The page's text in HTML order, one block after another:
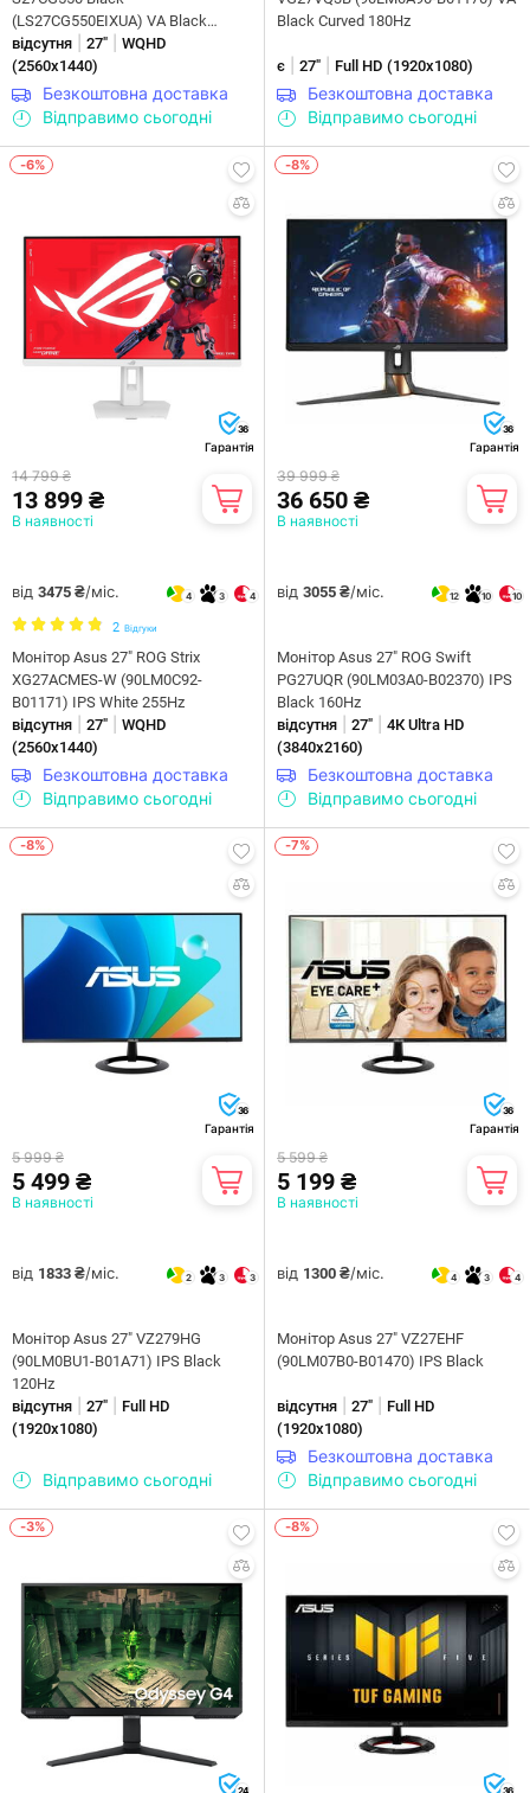
(LS27CG550EIXUA) VA Black
Curved 165Hz
відсутня 27"
WQHD
(2560х1440)
Безкоштовна доставка
Відправимо сьогодні
Black Curved 180Hz
є 27" Full HD (1920x1080)
Безкоштовна доставка
Відправимо сьогодні
-6%
36
Гарантія
14 799 ₴
13 899 ₴
В наявності
від 3475 ₴/міс. 4 3 4
2 Відгуки
Монітор Asus 27" ROG Strix
XG27ACMES-W (90LM0C92-
B01171) IPS White 255Hz
відсутня
27"
WQHD
(2560х1440)
Безкоштовна доставка
Відправимо сьогодні
-8%
36
Гарантія
39 999 ₴
36 650 ₴
В наявності
від 3055 ₴/міс. 12 10 10
Монiтор Asus 27" ROG Swift
PG27UQR (90LM03A0-B02370) IPS
Black 160Hz
відсутня
27"
4К Ultra HD
(3840х2160)
Безкоштовна доставка
Відправимо сьогодні
-8%
36
Гарантія
5 999 ₴
5 499 ₴
В наявності
від 1833 ₴/міс. 2 3 3
Монітор Asus 27" VZ279HG
(90LM0BU1-B01A71) IPS Black
120Hz
відсутня
27"
Full HD
(1920x1080)
Відправимо сьогодні
-7%
36
Гарантія
5 599 ₴
5 199 ₴
В наявності
від 1300 ₴/міс. 4 3 4
Монітор Asus 27" VZ27EHF
(90LM07B0-B01470) IPS Black
відсутня 27"
Full HD
(1920x1080)
Безкоштовна доставка
Відправимо сьогодні
-3% -8%